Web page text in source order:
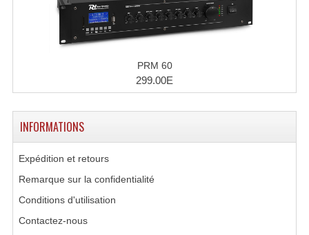
Lampes Théatre
Les Packs Light
Lumières Noire
Lyres
Projecteur De Gobo
Projecteur Extérieur Multifaisceaux
PRM 60
299.00E
INFORMATIONS
Expédition et retours
Remarque sur la confidentialité
Conditions d'utilisation
Contactez-nous